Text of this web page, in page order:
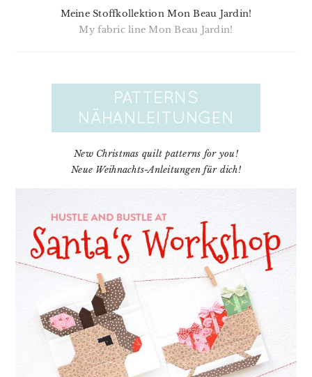
Meine Stoffkollektion Mon Beau Jardin!
My fabric line Mon Beau Jardin!
New Christmas quilt patterns for you!
Neue Weihnachts-Anleitungen für dich!